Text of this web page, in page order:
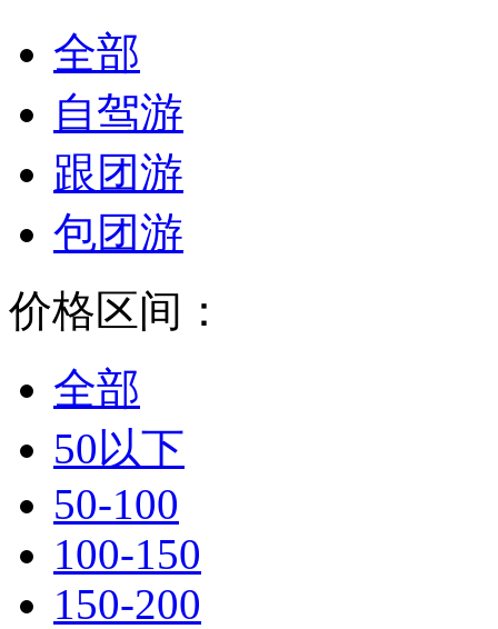
全部
自驾游
跟团游
包团游
价格区间：
全部
50以下
50-100
100-150
150-200